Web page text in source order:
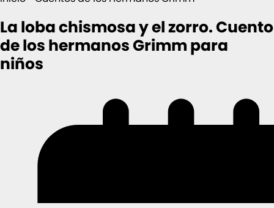
La loba chismosa y el zorro. Cuento
de los hermanos Grimm para
niños